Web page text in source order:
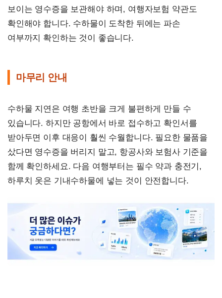
보이는 영수증을 보관해야 하며, 여행자보험 약관도
확인해야 합니다. 수하물이 도착한 뒤에는 파손
여부까지 확인하는 것이 좋습니다.
마무리 안내
수하물 지연은 여행 초반을 크게 불편하게 만들 수
있습니다. 하지만 공항에서 바로 접수하고 확인서를
받아두면 이후 대응이 훨씬 수월합니다. 필요한 물품을
샀다면 영수증을 버리지 말고, 항공사와 보험사 기준을
함께 확인하세요. 다음 여행부터는 필수 약과 충전기,
하루치 옷은 기내수하물에 넣는 것이 안전합니다.